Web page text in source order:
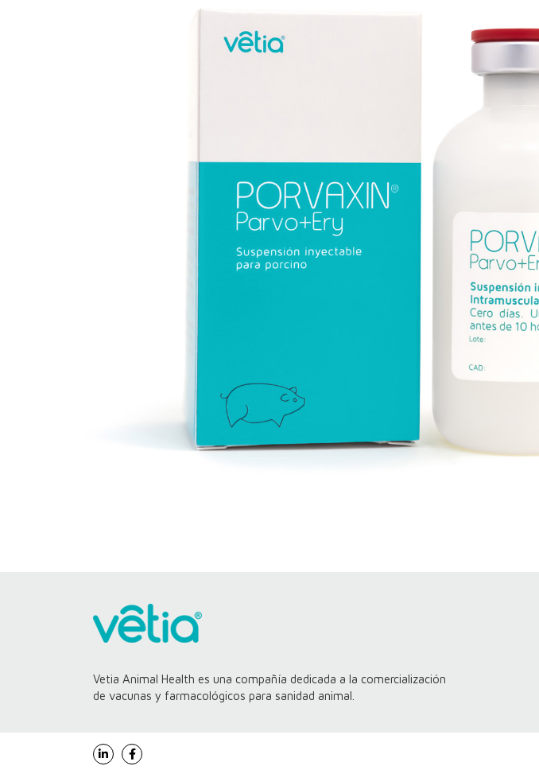
Vetia Animal Health es una compañía dedicada a la comercialización
de vacunas y farmacológicos para sanidad animal.